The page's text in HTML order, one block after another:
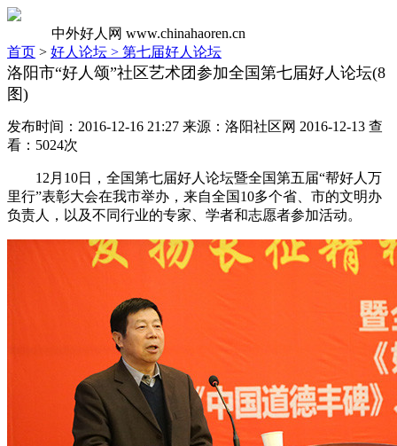
中外好人网 www.chinahaoren.cn
首页 > 好人论坛 > 第七届好人论坛
洛阳市“好人颂”社区艺术团参加全国第七届好人论坛(8
图)
发布时间：2016-12-16 21:27 来源：洛阳社区网 2016-12-13 查
看：5024次
12月10日，全国第七届好人论坛暨全国第五届“帮好人万
里行”表彰大会在我市举办，来自全国10多个省、市的文明办
负责人，以及不同行业的专家、学者和志愿者参加活动。